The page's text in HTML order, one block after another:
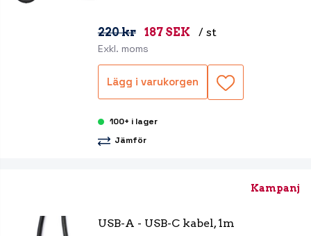
220 kr 187 SEK / st
Exkl. moms
Lägg i varukorgen
100+ i lager
Jämför
Kampanj
USB-A - USB-C kabel, 1m